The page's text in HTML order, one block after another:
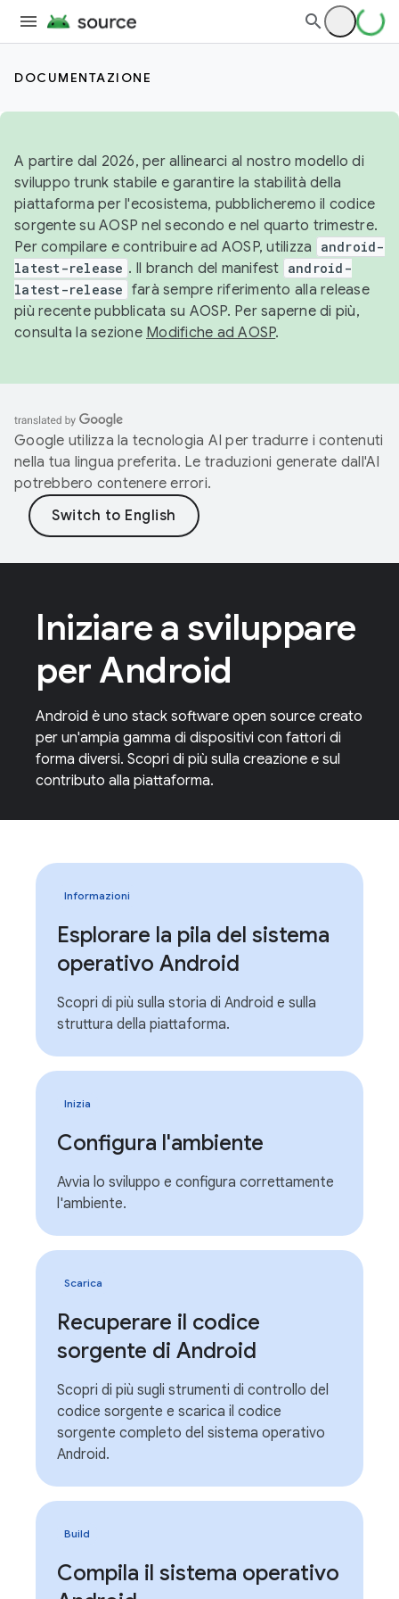
DOCUMENTAZIONE
A partire dal 2026, per allinearci al nostro modello di
sviluppo trunk stabile e garantire la stabilità della
piattaforma per l'ecosistema, pubblicheremo il codice
sorgente su AOSP nel secondo e nel quarto trimestre.
Per compilare e contribuire ad AOSP, utilizza
android-
latest-release . Il branch del manifest android-
latest-release farà sempre riferimento alla release
più recente pubblicata su AOSP. Per saperne di più,
consulta la sezione Modifiche ad AOSP.
Google utilizza la tecnologia AI per tradurre i contenuti
nella tua lingua preferita. Le traduzioni generate dall'AI
potrebbero contenere errori.
Iniziare a sviluppare
per Android
Android è uno stack software open source creato
per un'ampia gamma di dispositivi con fattori di
forma diversi. Scopri di più sulla creazione e sul
contributo alla piattaforma.
Informazioni
Esplorare la pila del sistema
operativo Android
Scopri di più sulla storia di Android e sulla
struttura della piattaforma.
Inizia
Configura l'ambiente
Avvia lo sviluppo e configura correttamente
l'ambiente.
Scarica
Recuperare il codice
sorgente di Android
Scopri di più sugli strumenti di controllo del
codice sorgente e scarica il codice
sorgente completo del sistema operativo
Android.
Build
Compila il sistema operativo